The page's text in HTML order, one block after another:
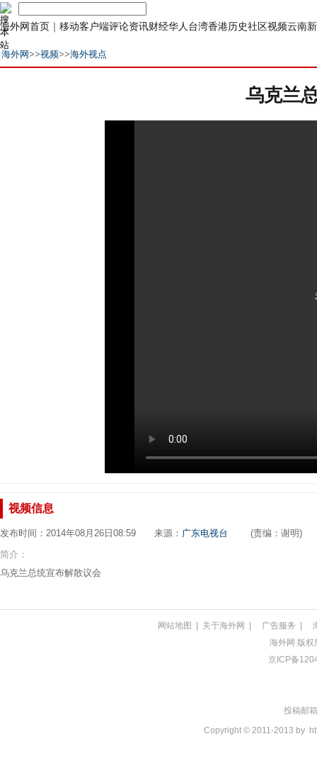
海外网首页 ｜ 移动客户端评论资讯财经华人 台湾香港历史社区视频云南
海外网>>视频>>海外视点
乌克兰
视频信息
发布时间：2014年08月26日08:59 来源： 广东电视台 (责编：谢明)
简介：
乌克兰总统宣布解散议会
网站地图 | 关于海外网 | 广告服务 |
海外网 版权
京ICP备
投稿邮
Copyright © 2011-2013 by